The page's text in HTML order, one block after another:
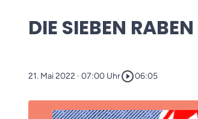
DIE SIEBEN RABEN
21. Mai 2022 · 07:00 Uhrplay_circle_outline06:05